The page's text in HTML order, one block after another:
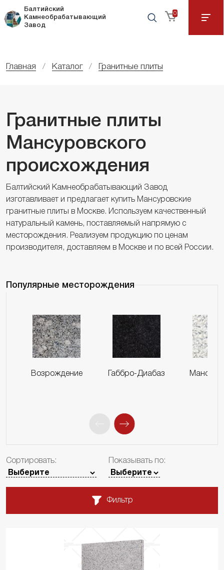
Балтийский
Камнеобрабатывающий
Завод
0
Главная Каталог Гранитные плиты
Гранитные плиты
Мансуровского
происхождения
Балтийский Камнеобрабатывающий Завод
изготавливает и предлагает купить Мансуровские
гранитные плиты в Москве. Используем качественный
натуральный камень, поставляемый напрямую с
месторождения. Реализуем продукцию по ценам
производителя, доставляем в Москве и по всей России.
Популярные месторождения
Возрождение Габбро-Диабаз
Сортировать: Показывать по:
Фильтр